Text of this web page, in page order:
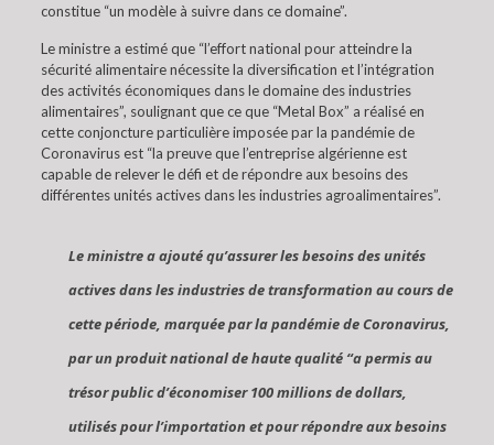
constitue “un modèle à suivre dans ce domaine”.
Le ministre a estimé que “l’effort national pour atteindre la
sécurité alimentaire nécessite la diversification et l’intégration
des activités économiques dans le domaine des industries
alimentaires”, soulignant que ce que “Metal Box” a réalisé en
cette conjoncture particulière imposée par la pandémie de
Coronavirus est “la preuve que l’entreprise algérienne est
capable de relever le défi et de répondre aux besoins des
différentes unités actives dans les industries agroalimentaires”.
Le ministre a ajouté qu’assurer les besoins des unités
actives dans les industries de transformation au cours de
cette période, marquée par la pandémie de Coronavirus,
par un produit national de haute qualité “a permis au
trésor public d’économiser 100 millions de dollars,
utilisés pour l’importation et pour répondre aux besoins